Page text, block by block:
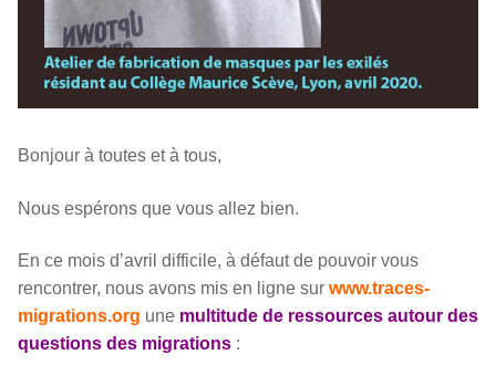
Bonjour à toutes et à tous,
Nous espérons que vous allez bien.
En ce mois d’avril difficile, à défaut de pouvoir vous
rencontrer, nous avons mis en ligne sur www.traces-
migrations.org une multitude de ressources autour des
questions des migrations :